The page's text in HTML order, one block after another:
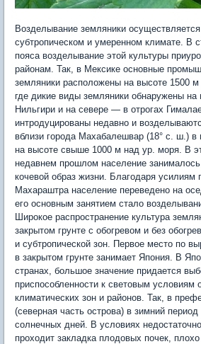
Возделывание земляники
субтропическом и умеренном климате. В
пояса возделывание этой культуры
районам. Так, в Мексике основные
земляники расположены на высоте 1500
где дикие виды земляники обнаружены
Нильгири и на севере — в отрогах
интродуцированы недавно и
вблизи города Махабалешвар (18° с. ш.) в
на высоте свыше 1000 м над ур. моря. В
недавнем прошлом население
кочевой образ жизни. Благодаря усилиям
Махараштра население переведено на
его основным занятием стало
Широкое распространение культура
закрытом грунте с обогревом и без
и субтропической зон. Первое место по
в закрытом грунте занимает Япония. В
странах, большое значение придается
приспособленности к световым условиям
климатических зон и районов. Так, в
(северная часть острова) в зимний
солнечных дней. В условиях
проходит закладка плодовых почек,